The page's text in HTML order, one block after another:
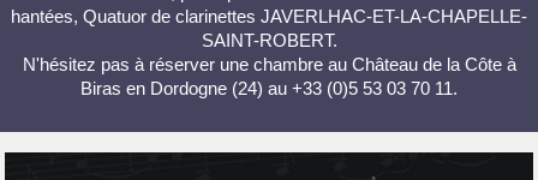
hantées, Quatuor de clarinettes JAVERLHAC-ET-LA-CHAPELLE-
SAINT-ROBERT.
N'hésitez pas à réserver une chambre au Château de la Côte à
Biras en Dordogne (24) au +33 (0)5 53 03 70 11.